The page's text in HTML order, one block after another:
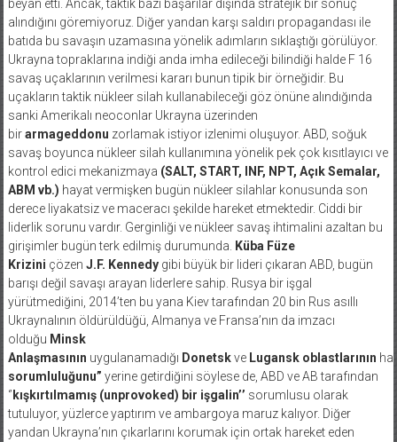
beyan etti. Ancak, taktik bazı başarılar dışında stratejik bir sonuç
alındığını göremiyoruz. Diğer yandan karşı saldırı propagandası ile
batıda bu savaşın uzamasına yönelik adımların sıklaştığı görülüyor.
Ukrayna topraklarına indiği anda imha edileceği bilindiği halde F 16
savaş uçaklarının verilmesi kararı bunun tipik bir örneğidir. Bu
uçakların taktik nükleer silah kullanabileceği göz önüne alındığında
sanki Amerikalı neoconlar Ukrayna üzerinden
birarmageddonu zorlamak istiyor izlenimi oluşuyor. ABD, soğuk
savaş boyunca nükleer silah kullanımına yönelik pek çok kısıtlayıcı ve
kontrol edici mekanizmaya (SALT, START, INF, NPT, Açık Semalar,
ABM vb.) hayat vermişken bugün nükleer silahlar konusunda son
derece liyakatsiz ve maceracı şekilde hareket etmektedir. Ciddi bir
liderlik sorunu vardır. Gerginliği ve nükleer savaş ihtimalini azaltan bu
girişimler bugün terk edilmiş durumunda.
Küba Füze
Krizini çözen J.F. Kennedygibi büyük bir lideri çıkaran ABD, bugün
barışı değil savaşı arayan liderlere sahip. Rusya bir işgal
yürütmediğini, 2014’ten bu yana Kiev tarafından 20 bin Rus asıllı
Ukraynalının öldürüldüğü, Almanya ve Fransa’nın da imzacı
olduğu Minsk
Anlaşmasının uygulanamadığı Donetskve Lugansk oblastlarının
sorumluluğunu” yerine getirdiğini söylese de, ABD ve AB tarafından
‘’ kışkırtılmamış (unprovoked) bir işgalin’’ sorumlusu olarak
tutuluyor, yüzlerce yaptırım ve ambargoya maruz kalıyor. Diğer
yandan Ukrayna’nın çıkarlarını korumak için ortak hareket eden